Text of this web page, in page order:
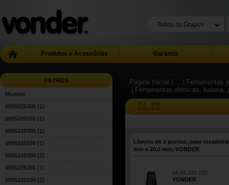
Produtos e Acessórios Garantia
FILTROS
Modelo
6805025305 (1)
6805220255 (1)
6805220305 (1)
6805220330 (1)
6805220350 (1)
6805225255 (1)
6805225330 (1)
Página Inicial | ...
|
| Ferramentas elétricas,
Lâmina de 2 pontas, para
mm x 20,0 mm, VONDER
68.05.220.255
VONDER